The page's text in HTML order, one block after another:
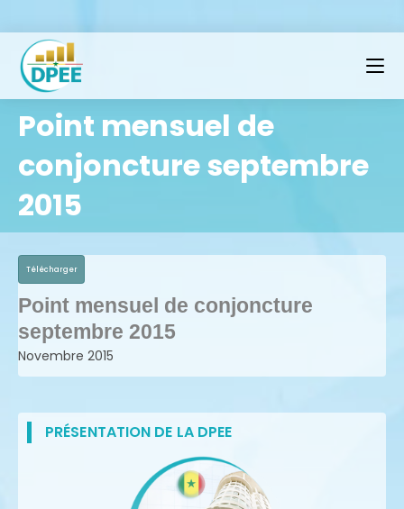
Point mensuel de
conjoncture septembre
2015
Télécharger
Point mensuel de conjoncture
septembre 2015
Novembre 2015
PRÉSENTATION DE LA DPEE